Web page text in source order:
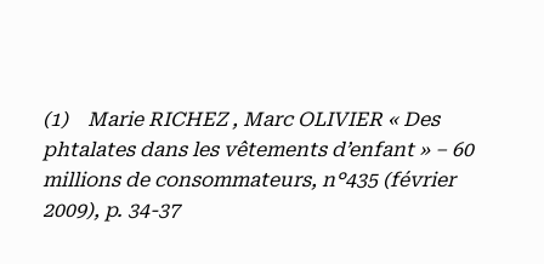
(1) Marie RICHEZ , Marc OLIVIER « Des
phtalates dans les vêtements d’enfant » – 60
millions de consommateurs, n°435 (février
2009), p. 34-37